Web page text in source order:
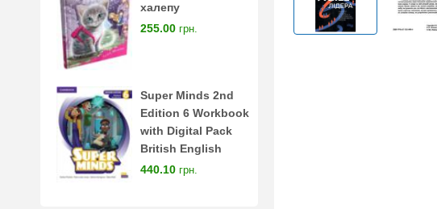
халепу
255.00 грн.
Super Minds 2nd
Edition 6 Workbook
with Digital Pack
British English
440.10 грн.